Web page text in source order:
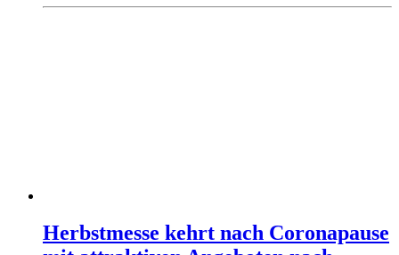
Herbstmesse kehrt nach Coronapause